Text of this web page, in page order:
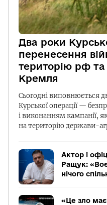
Два роки
перенесення
територію рф та
Кремля
Сьогодні виповнюється
Курської операції —
і виконанням кампанії,
на територію держави-
Актор і
Ращук:
нічого
«Це зло